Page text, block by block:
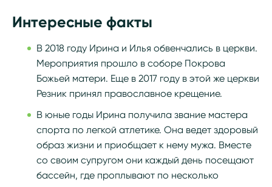
Интересные факты
В 2018 году Ирина и Илья обвенчались в церкви.
Мероприятия прошло в соборе Покрова
Божьей матери. Еще в 2017 году в этой же церкви
Резник принял православное крещение.
В юные годы Ирина получила звание мастера
спорта по легкой атлетике. Она ведет здоровый
образ жизни и приобщает к нему мужа. Вместе
со своим супругом они каждый день посещают
бассейн, где проплывают по несколько